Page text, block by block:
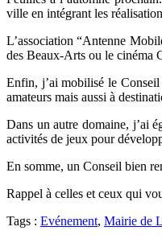
ville en intégrant les
L’association “Antenne
des Beaux-Arts ou le cinéma
Enfin, j’ai mobilisé le Conseil
amateurs mais aussi à
Dans un autre domaine, j’ai
activités de jeux pour
En somme, un Conseil bien
Rappel à celles et ceux qui
Tags : Evénement, Mairie de